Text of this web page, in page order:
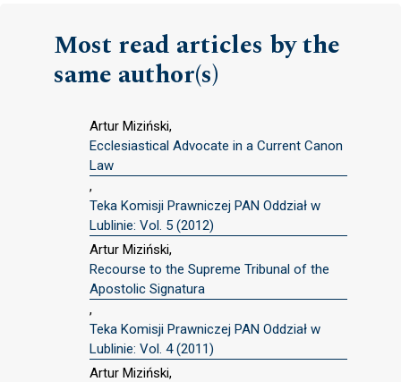
Most read articles by the
same author(s)
Artur Miziński,
Ecclesiastical Advocate in a Current Canon
Law
,
Teka Komisji Prawniczej PAN Oddział w
Lublinie: Vol. 5 (2012)
Artur Miziński,
Recourse to the Supreme Tribunal of the
Apostolic Signatura
,
Teka Komisji Prawniczej PAN Oddział w
Lublinie: Vol. 4 (2011)
Artur Miziński,